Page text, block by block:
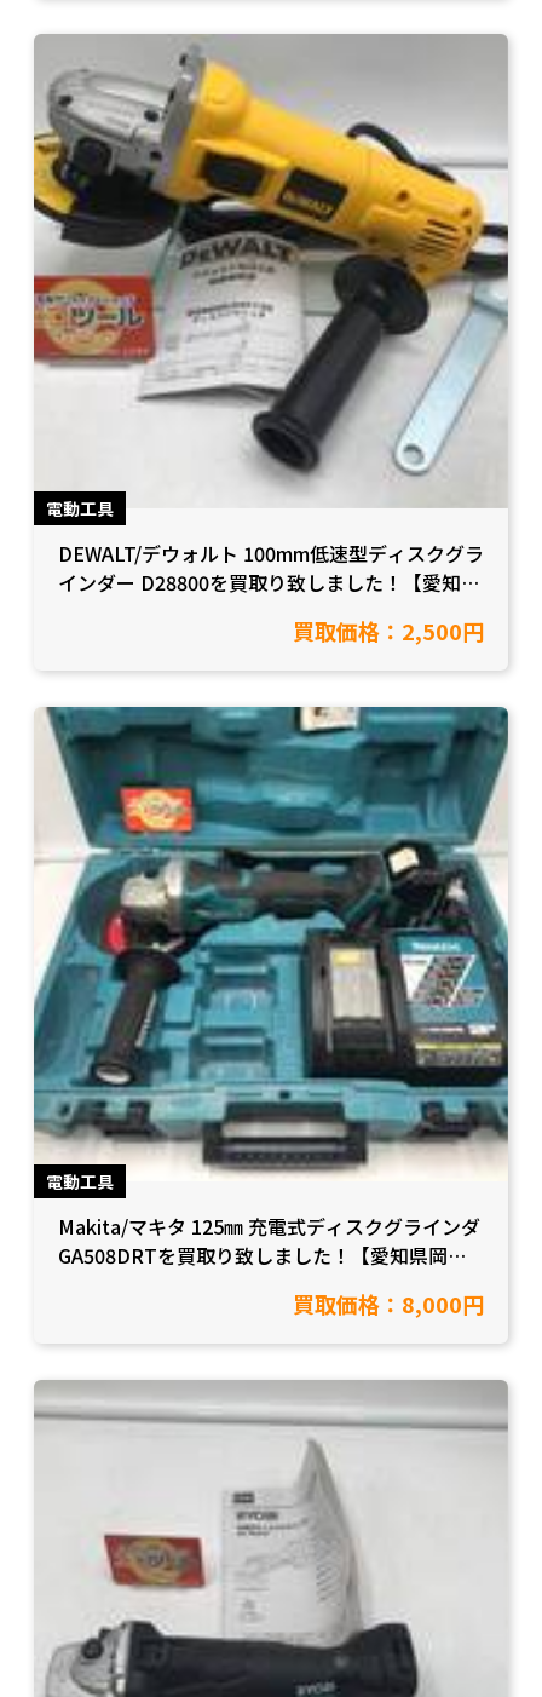
電動工具
DEWALT/デウォルト 100mm低速型ディスクグラ
インダー D28800を買取り致しました！【愛知県
買取価格：2,500円
電動工具
Makita/マキタ 125㎜ 充電式ディスクグラインダ
GA508DRTを買取り致しました！【愛知県岡崎
買取価格：8,000円